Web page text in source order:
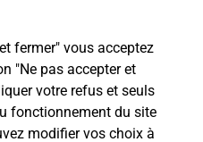
fermer" vous acceptez
"Ne pas accepter et
votre refus et seuls
fonctionnement du site
modifier vos choix à